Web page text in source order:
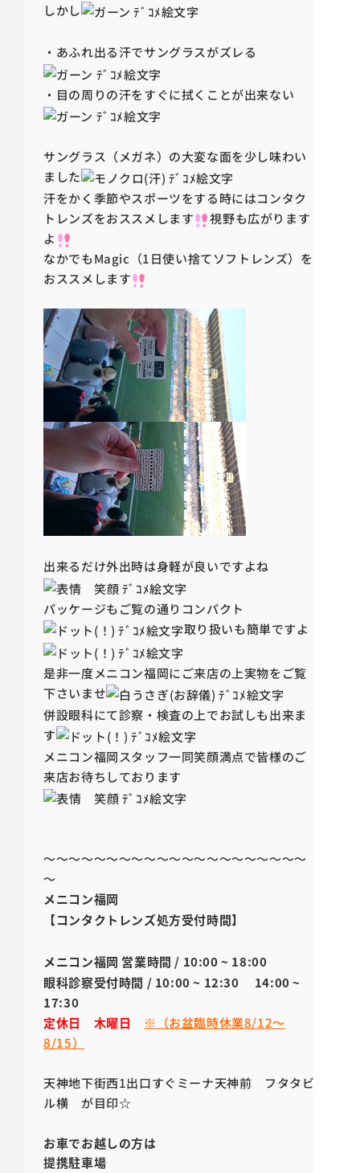
しかし
・あふれ出る汗でサングラスがズレる
・目の周りの汗をすぐに拭くことが出来ない
サングラス（メガネ）の大変な面を少し味わい
ました
汗をかく季節やスポーツをする時にはコンタク
トレンズをおススメします
視野も広がります
よ
なかでもMagic（1日使い捨てソフトレンズ）を
おススメします
出来るだけ外出時は身軽が良いですよね
パッケージもご覧の通りコンパクト
取り扱いも簡単ですよ
是非一度メニコン福岡にご来店の上実物をご覧
下さいませ
併設眼科にて診察・検査の上でお試しも出来ま
す
メニコン福岡スタッフ一同笑顔満点で皆様のご
来店お待ちしております
～～～～～～～～～～～～～～～～～～～～～
～
メニコン福岡
【コンタクトレンズ処方受付時間】
メニコン福岡 営業時間 / 10:00 ~ 18:00
眼科診察受付時間 / 10:00 ~ 12:30 14:00 ~
17:30
定休日 木曜日
※（お盆臨時休業8/12～
8/15）
天神地下街西1出口すぐ ミーナ天神前 フタタビ
ル横 が目印☆
お車でお越しの方は
提携駐車場